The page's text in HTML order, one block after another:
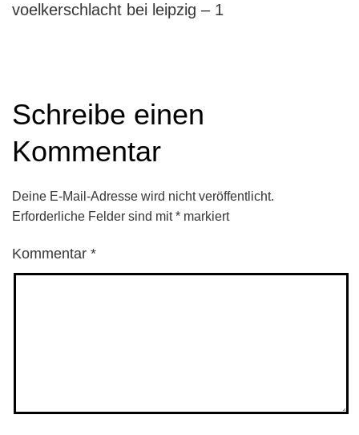
voelkerschlacht bei leipzig – 1
Schreibe einen
Kommentar
Deine E-Mail-Adresse wird nicht veröffentlicht.
Erforderliche Felder sind mit* markiert
Kommentar *